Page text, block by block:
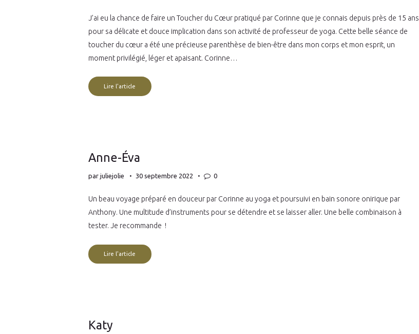
J’ai eu la chance de faire un Toucher du Cœur pratiqué par Corinne que je connais depuis près de 15 ans
pour sa délicate et douce implication dans son activité de professeur de yoga. Cette belle séance de
toucher du cœur a été une précieuse parenthèse de bien-être dans mon corps et mon esprit, un
moment privilégié, léger et apaisant. Corinne…
Lire l'article
Anne-Éva
par juliejolie 30 septembre 2022 0
Un beau voyage préparé en douceur par Corinne au yoga et poursuivi en bain sonore onirique par
Anthony. Une multitude d’instruments pour se détendre et se laisser aller. Une belle combinaison à
tester. Je recommande !
Lire l'article
Katy